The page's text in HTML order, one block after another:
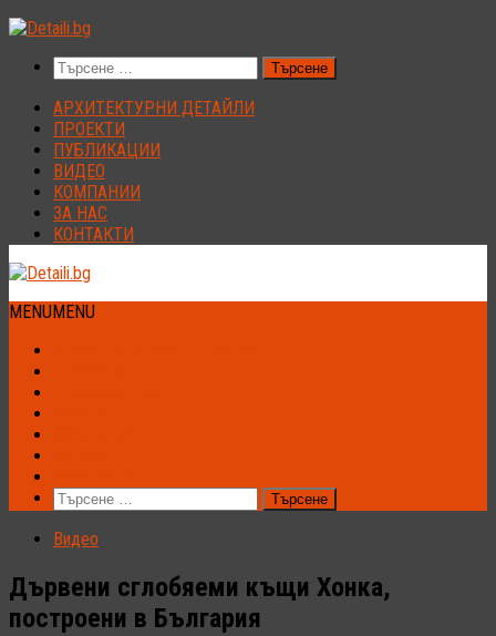
Към
Търсене
за:
АРХИТЕКТУРНИ ДЕТАЙЛИ
ПРОЕКТИ
ПУБЛИКАЦИИ
ВИДЕО
КОМПАНИИ
ЗА НАС
КОНТАКТИ
MENUMENU
Търсене
за:
Видео
Дървени сглобяеми къщи Хонка,
построени в България